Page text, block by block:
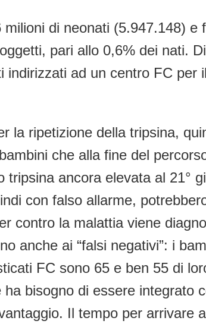
di neonati (5.947.148)
pari allo 0,6% dei nati.
ad un centro FC per
la ripetizione della tripsina,
che alla fine del
ancora elevata al 21°
con falso allarme,
contro la malattia viene
anche ai “falsi negativi”: i
FC sono 65 e ben 55 di
bisogno di essere integrato
Il tempo per arrivare